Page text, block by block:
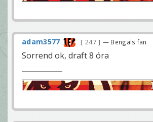
adam3577 247 — Bengals fan
Sorrend ok, draft 8 óra